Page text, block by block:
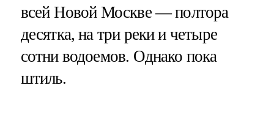
всей Новой Москве — полтора
десятка, на три реки и четыре
сотни водоемов. Однако пока
штиль.